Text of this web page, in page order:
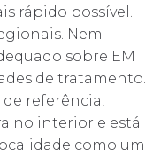
rápido possível.
Nem
sobre EM
de tratamento.
referência,
no interior e está
como um